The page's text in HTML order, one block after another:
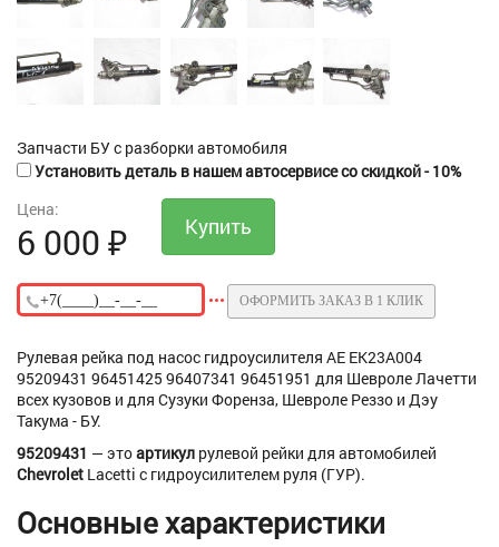
Запчасти БУ с разборки автомобиля
Установить деталь в нашем автосервисе со скидкой - 10%
Цена:
6 000 ₽
ОФОРМИТЬ ЗАКАЗ В 1 КЛИК
Рулевая рейка под насос гидроусилителя AE EK23A004
95209431 96451425 96407341 96451951 для Шевроле Лачетти
всех кузовов и для Сузуки Форенза, Шевроле Реззо и Дэу
Такума - БУ.
95209431 — этоартикул рулевой рейки для автомобилей
Chevrolet Lacetti с гидроусилителем руля (ГУР).
Основныехарактеристики